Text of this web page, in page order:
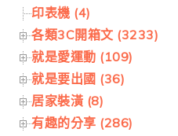
印表機 (4)
各類3C開箱文 (3233)
就是愛運動 (109)
就是要出國 (36)
居家裝潢 (8)
有趣的分享 (286)